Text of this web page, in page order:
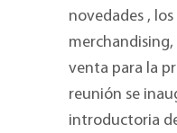
novedades ,
merchandising,
venta para la
reunión se
introductoria